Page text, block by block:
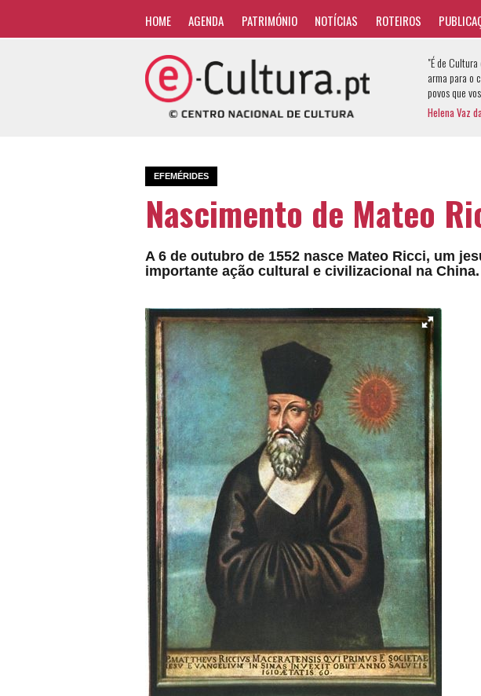
HOME AGENDA PATRIMÓNIO NOTÍCIAS ROTEIROS
"É de
arma para o
povos que
Helena Vaz
EFEMÉRIDES
Nascimento de Mateo
A 6 de outubro de 1552 nasce Mateo Ricci, um
importante ação cultural e civilizacional na China.